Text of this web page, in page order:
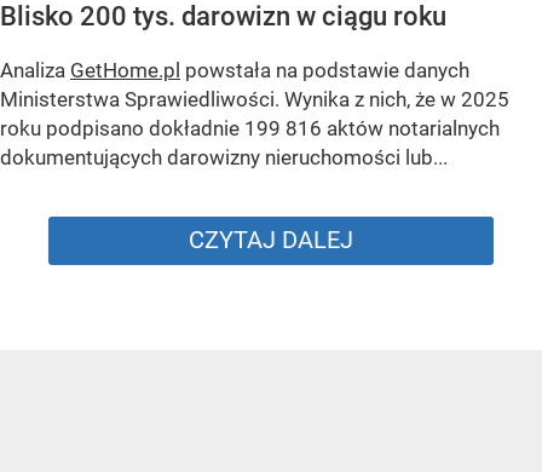
Blisko 200 tys. darowizn w ciągu roku
Analiza GetHome.pl powstała na podstawie danych
Ministerstwa Sprawiedliwości. Wynika z nich, że w 2025
roku podpisano dokładnie 199 816 aktów notarialnych
dokumentujących darowizny nieruchomości lub...
CZYTAJ DALEJ